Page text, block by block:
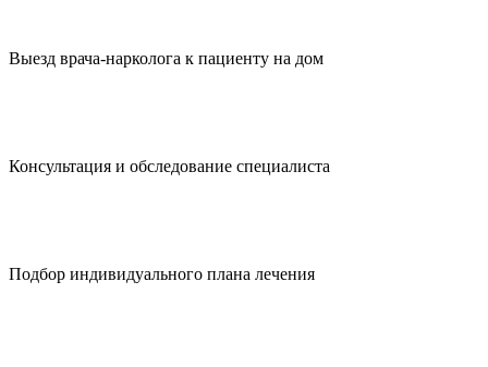
Выезд врача-нарколога к пациенту на дом
Консультация и обследование специалиста
Подбор индивидуального плана лечения